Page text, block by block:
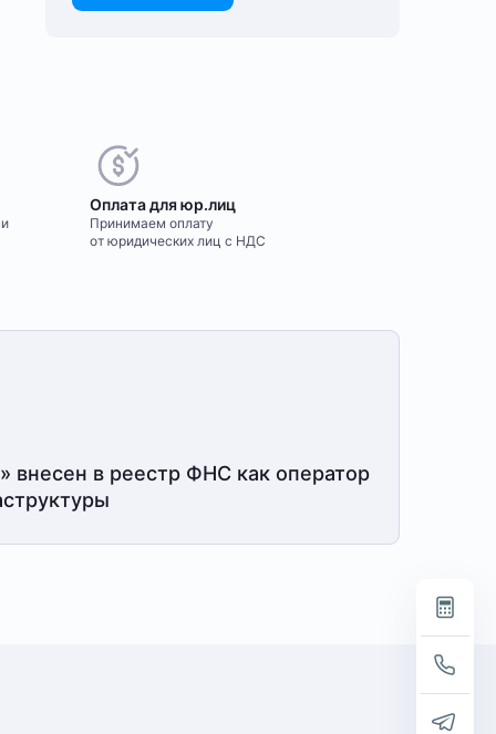
Оплата для юр.лиц
Принимаем оплату
от юридических лиц с НДС
внесен в реестр ФНС как оператор